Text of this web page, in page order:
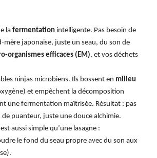
la fermentation intelligente. Pas besoin de
mère japonaise, juste un seau, du son de
organismes efficaces (EM), et vos déchets
ninjas microbiens. Ils bossent en milieu
et empêchent la décomposition
une fermentation maîtrisée. Résultat : pas
puanteur, juste une douce alchimie.
aussi simple qu’une lasagne :
le fond du seau propre avec du son aux